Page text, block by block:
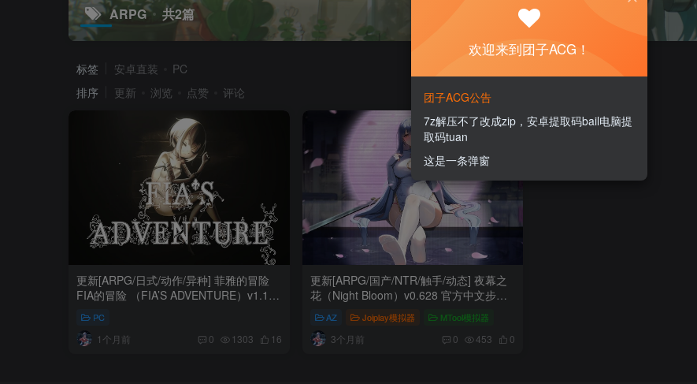
ARPG 共2篇
标签 安卓直装
PC
排序
更新 浏览 点赞 评论
更新[ARPG/日式/动作/异种] 菲雅的冒险
FIA的冒险 （FIA’S ADVENTURE）v1.1.0
PC
1个月前 0 1303 16
更新[ARPG/国产/NTR/触手/动态] 夜幕之
花（Night Bloom）v0.628 官方中文步兵
AZ Joiplay模拟器 MTool模拟器
3个月前 0 453 0
欢迎来到团子ACG！
团子ACG公告
7z解压不了改成zip，安卓提取码bail电脑提
取码tuan
这是一条弹窗